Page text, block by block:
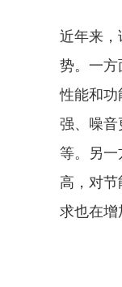
近年来，
势。一方
性能和功
强、噪音
等。另一
高，对
求也在增